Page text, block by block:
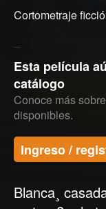
Cortometraje
Esta película
catálogo
Conoce más
disponibles.
Ingreso /
Blanca¸